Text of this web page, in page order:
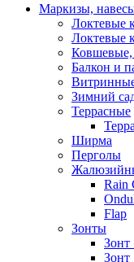
Маркизы,
Локтевые
Локтевые
Ковшевые,
Балкон и
Зимний
Террасные
Ширма
Перголы
Rain
Flap
Зонты
Зонт
Зонт